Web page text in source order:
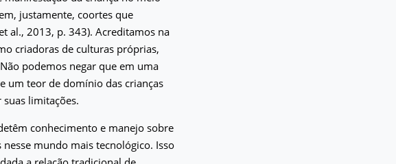
justamente, coortes que
al., 2013, p. 343). Acreditamos na
criadoras de culturas próprias,
podemos negar que em uma
um teor de domínio das crianças
limitações.
conhecimento e manejo sobre
mundo mais tecnológico. Isso